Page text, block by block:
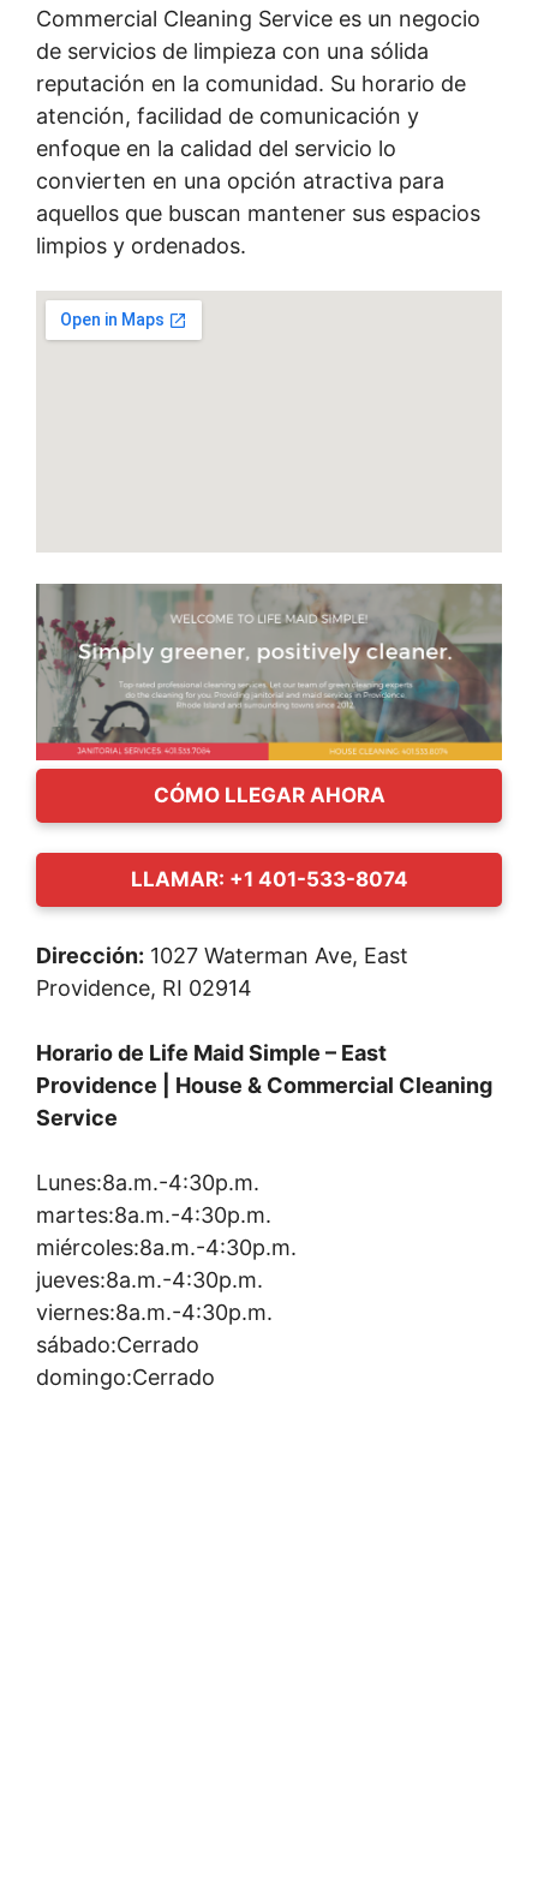
Commercial Cleaning Service es un negocio
de servicios de limpieza con una sólida
reputación en la comunidad. Su horario de
atención, facilidad de comunicación y
enfoque en la calidad del servicio lo
convierten en una opción atractiva para
aquellos que buscan mantener sus espacios
limpios y ordenados.
CÓMO LLEGAR AHORA
LLAMAR: +1 401-533-8074
Dirección: 1027 Waterman Ave, East
Providence, RI 02914
Horario de Life Maid Simple – East
Providence | House & Commercial Cleaning
Service
Lunes:8a.m.-4:30p.m.
martes:8a.m.-4:30p.m.
miércoles:8a.m.-4:30p.m.
jueves:8a.m.-4:30p.m.
viernes:8a.m.-4:30p.m.
sábado:Cerrado
domingo:Cerrado